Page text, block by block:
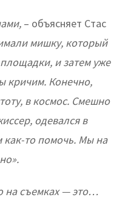
– объясняет Стас
мишку, который
и затем уже
кричим. Конечно,
в космос. Смешно
одевался в
как-то помочь. Мы на
на съемках — это…